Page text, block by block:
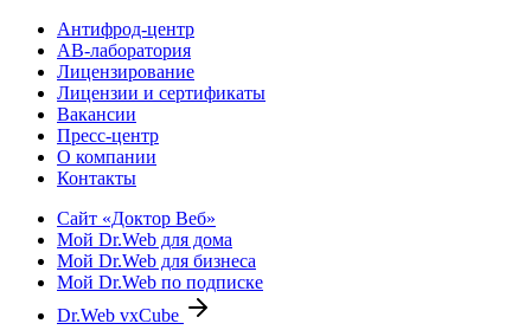
Антифрод-центр
АВ-лаборатория
Лицензирование
Лицензии и сертификаты
Вакансии
Пресс-центр
О компании
Контакты
Сайт «Доктор Веб»
Мой Dr.Web для дома
Мой Dr.Web для бизнеса
Мой Dr.Web по подписке
Dr.Web vxCube